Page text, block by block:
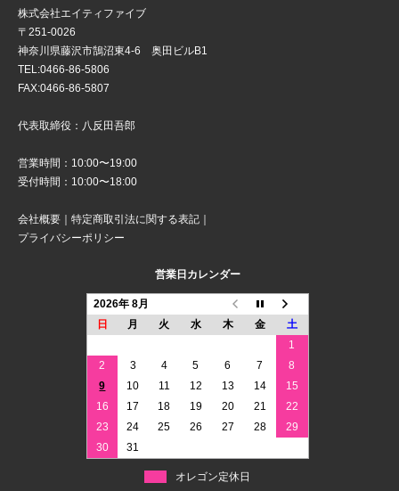
株式会社エイティファイブ
〒251-0026
神奈川県藤沢市鵠沼東4-6 奥田ビルB1
TEL:0466-86-5806
FAX:0466-86-5807
代表取締役：八反田吾郎
営業時間：10:00〜19:00
受付時間：10:00〜18:00
会社概要 ｜ 特定商取引法に関する表記 ｜
プライバシーポリシー
営業日カレンダー
2026年 8月
日
月 火 水 木 金
土
1
2
3 4 5 6 7
8
9
10 11 12 13 14
15
16
17 18 19 20 21
22
23
24 25 26 27 28
29
30
31
オレゴン定休日